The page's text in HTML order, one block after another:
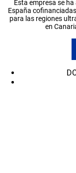
Esta empresa se
España
para las regiones
en